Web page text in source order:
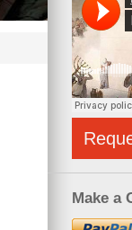
Make a